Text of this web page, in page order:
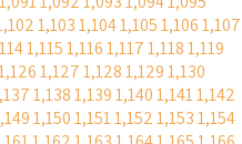
1,1031,1041,1051,1061,107
1,1151,1161,1171,1181,119
1,1271,1281,1291,130
1,1381,1391,1401,1411,142
1,1501,1511,1521,1531,154